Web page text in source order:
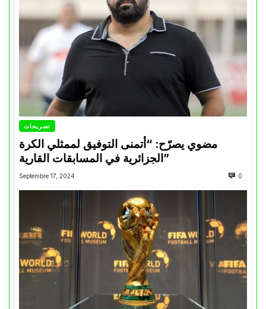
تصريحات
مضوي يصرّح: “أتمنى التوفيق لممثلي الكرة
الجزائرية في المسابقات القارية”
Septembre 17, 2024 0